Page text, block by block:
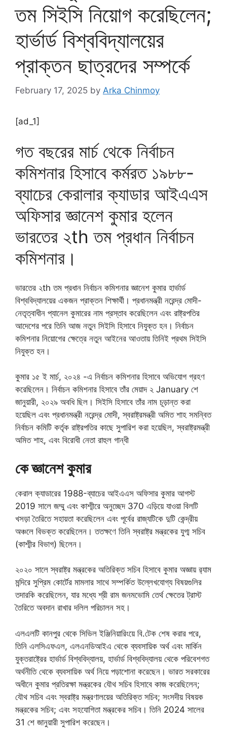
তম সিইসি নিয়োগ করেছিলেন;
হার্ভার্ড বিশ্ববিদ্যালয়ের
প্রাক্তন ছাত্রদের সম্পর্কে
February 17, 2025 by Arka Chinmoy
[ad_1]
গত বছরের মার্চ থেকে নির্বাচন
কমিশনার হিসাবে কর্মরত ১৯৮৮-
ব্যাচের কেরালার ক্যাডার আইএএস
অফিসার জ্ঞানেশ কুমার হলেন
ভারতের ২th তম প্রধান নির্বাচন
কমিশনার।
ভারতের ২th তম প্রধান নির্বাচন কমিশনার জ্ঞানেশ কুমার হার্ভার্ড
বিশ্ববিদ্যালয়ের একজন প্রাক্তন শিক্ষার্থী। প্রধানমন্ত্রী নরেন্দ্র মোদী-
নেতৃত্বাধীন প্যানেল কুমারের নাম প্রস্তাব করেছিলেন এবং রাষ্ট্রপতির
আদেশের পরে তিনি আজ নতুন সিইসি হিসাবে নিযুক্ত হন। নির্বাচন
কমিশনার নিয়োগের ক্ষেত্রে নতুন আইনের আওতায় তিনিই প্রথম সিইসি
নিযুক্ত হন।
কুমার ১৫ ই মার্চ, ২০২৪ -এ নির্বাচন কমিশনার হিসাবে অভিযোগ গ্রহণ
করেছিলেন। নির্বাচন কমিশনার হিসাবে তাঁর মেয়াদ ২ January শে
জানুয়ারী, ২০২৯ অবধি ছিল। সিইসি হিসাবে তাঁর নাম চূড়ান্ত করা
হয়েছিল এবং প্রধানমন্ত্রী নরেন্দ্র মোদী, স্বরাষ্ট্রমন্ত্রী অমিত শাহ সমন্বিত
নির্বাচন কমিটি কর্তৃক রাষ্ট্রপতির কাছে সুপারিশ করা হয়েছিল, স্বরাষ্ট্রমন্ত্রী
অমিত শাহ, এবং বিরোধী নেতা রাহুল গান্ধী
কে জ্ঞানেশ কুমার
কেরাল ক্যাডারের 1988-ব্যাচের আইএএস অফিসার কুমার আগস্ট
2019 সালে জম্মু এবং কাশ্মীরে অনুচ্ছেদ 370 এড়িয়ে যাওয়া বিলটি
খসড়া তৈরিতে সহায়তা করেছিলেন এবং পূর্বের রাজ্যটিকে দুটি কেন্দ্রীয়
অঞ্চলে বিভক্ত করেছিলেন। ততক্ষণে তিনি স্বরাষ্ট্র মন্ত্রকের যুগ্ম সচিব
(কাশ্মীর বিভাগ) ছিলেন।
২০২০ সালে স্বরাষ্ট্র মন্ত্রকের অতিরিক্ত সচিব হিসাবে কুমার অজ্ঞায় র‌্যাম
মন্দিরে সুপ্রিম কোর্টের মামলার সাথে সম্পর্কিত উল্লেখযোগ্য বিষয়গুলির
তদারকি করেছিলেন, যার মধ্যে শ্রী রাম জনমভোমি তের্থ ক্ষেতের ট্রাস্ট
তৈরিতে অবদান রাখার দলিল পরিচালন সহ।
এলএলটি কানপুর থেকে সিভিল ইঞ্জিনিয়ারিংয়ে বি.টেক শেষ করার পরে,
তিনি এলসিএফএল, এলএনডিআইএ থেকে ব্যবসায়িক অর্থ এবং মার্কিন
যুক্তরাষ্ট্রের হার্ভার্ড বিশ্ববিদ্যালয়, হার্ভার্ড বিশ্ববিদ্যালয় থেকে পরিবেশগত
অর্থনীতি থেকে ব্যবসায়িক অর্থ নিয়ে পড়াশোনা করেছেন। ভারত সরকারের
অধীনে কুমার প্রতিরক্ষা মন্ত্রকের যৌথ সচিব হিসাবে কাজ করেছিলেন;
যৌথ সচিব এবং স্বরাষ্ট্র মন্ত্রণালয়ের অতিরিক্ত সচিব; সংসদীয় বিষয়ক
মন্ত্রকের সচিব; এবং সহযোগিতা মন্ত্রকের সচিব। তিনি 2024 সালের
31 শে জানুয়ারী সুপারিশ করেছেন।